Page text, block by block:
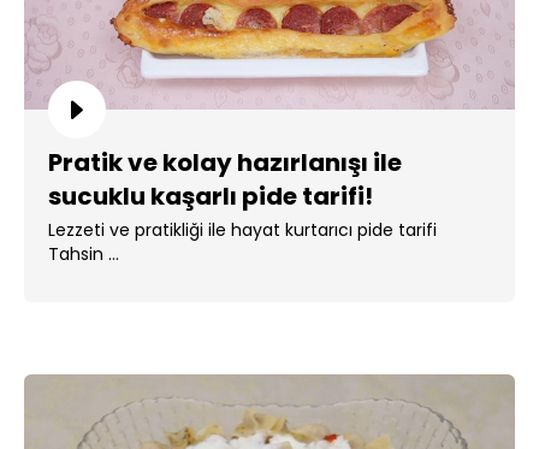
Pratik ve kolay hazırlanışı ile
sucuklu kaşarlı pide tarifi!
Lezzeti ve pratikliği ile hayat kurtarıcı pide tarifi
Tahsin ...